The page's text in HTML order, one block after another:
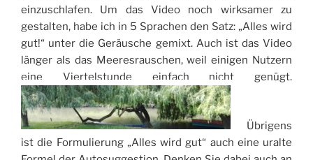
einzuschlafen. Um das Video noch wirksamer zu
gestalten, habe ich in 5 Sprachen den Satz: „Alles wird
gut!“ unter die Geräusche gemixt. Auch ist das Video
länger als das Meeresrauschen, weil einigen Nutzern
eine Viertelstunde einfach nicht genügt.
Übrigens
ist die Formulierung „Alles wird gut“ auch eine uralte